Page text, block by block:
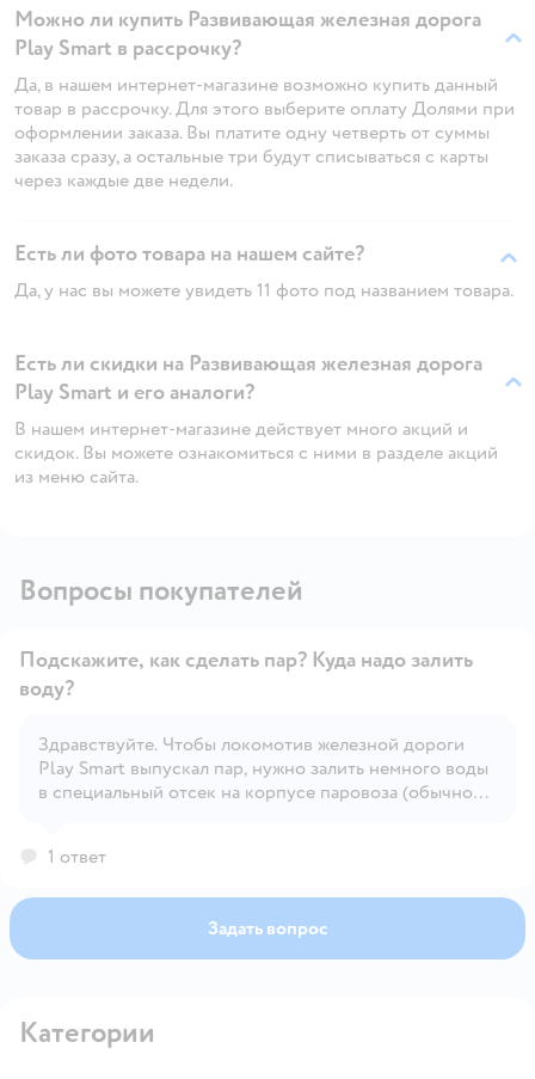
Можно ли купить Развивающая железная дорога
Play Smart в рассрочку?
Да, в нашем интернет-магазине возможно купить данный
товар в рассрочку. Для этого выберите оплату Долями при
оформлении заказа. Вы платите одну четверть от суммы
заказа сразу, а остальные три будут списываться с карты
через каждые две недели.
Есть ли фото товара на нашем сайте?
Да, у нас вы можете увидеть 11 фото под названием товара.
Есть ли скидки на Развивающая железная дорога
Play Smart и его аналоги?
В нашем интернет-магазине действует много акций и
скидок. Вы можете ознакомиться с ними в разделе акций
из меню сайта.
Вопросы покупателей
Открыть вопрос
Подскажите, как сделать пар? Куда надо залить
воду?
Здравствуйте. Чтобы локомотив железной дороги
Play Smart выпускал пар, нужно залить немного воды
в специальный отсек на корпусе паровоза (обычно
1 ответ
Задать вопрос
Категории